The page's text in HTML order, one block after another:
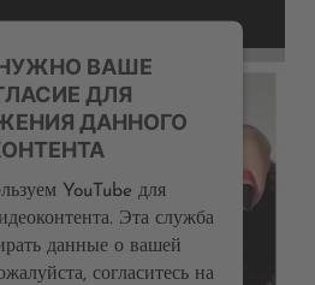
ВАШЕ
ДЛЯ
ДАННОГО
YouTube для
Эта служба
данные о вашей
согласитесь на